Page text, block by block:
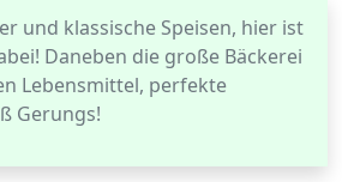
und klassische Speisen, hier ist
Daneben die große Bäckerei
Lebensmittel, perfekte
Gerungs!